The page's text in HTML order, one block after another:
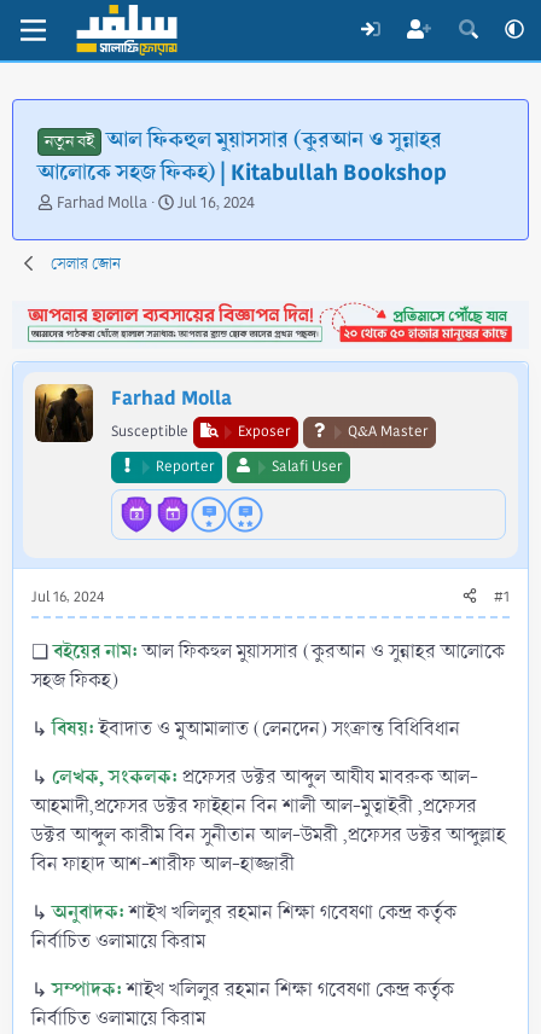
নতুন বই আল ফিকহুল মুয়াসসার (কুরআন ও সুন্নাহর
আলোকে সহজ ফিকহ) | Kitabullah Bookshop
T
r
e
d
s
t
a
r
t
Farhad Molla
S
a
d
a
t
e
Jul 16, 2024
সেলার জোন
Farhad Molla
Susceptible Exposer
Q&A Master
Reporter
Salafi User
Jul 16, 2024 #1
❑বইয়ের নাম:আল ফিকহুল মুয়াসসার (কুরআন ও সুন্নাহর আলোকে
সহজ ফিকহ)
↳বিষয়:ইবাদাত ও মুআমালাত (লেনদেন) সংক্রান্ত বিধিবিধান
↳ লেখক, সংকলক: প্রফেসর ডক্টর আব্দুল আযীয মাবরুক আল-
আহমাদী,প্রফেসর ডক্টর ফাইহান বিন শালী আল-মুত্বাইরী ,প্রফেসর
ডক্টর আব্দুল কারীম বিন সুনীতান আল-উমরী ,প্রফেসর ডক্টর আব্দুল্লাহ
বিন ফাহাদ আশ-শারীফ আল-হাজ্জারী
↳অনুবাদক:শাইখ খলিলুর রহমান শিক্ষা গবেষণা কেন্দ্র কর্তৃক
নির্বাচিত ওলামায়ে কিরাম
↳সম্পাদক:শাইখ খলিলুর রহমান শিক্ষা গবেষণা কেন্দ্র কর্তৃক
নির্বাচিত ওলামায়ে কিরাম